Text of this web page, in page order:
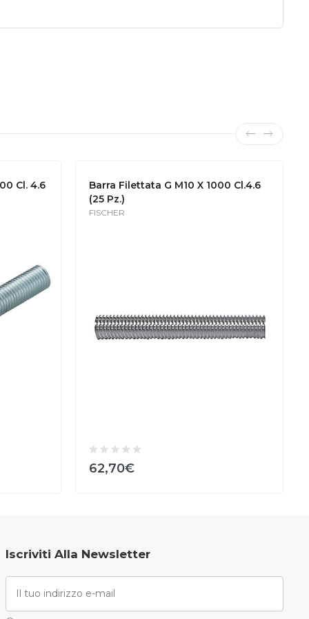
Cl. 4.6
Barra Filettata G M10 X 1000 Cl.4.6
(25 Pz.)
FISCHER
62,70€
Iscriviti Alla Newsletter